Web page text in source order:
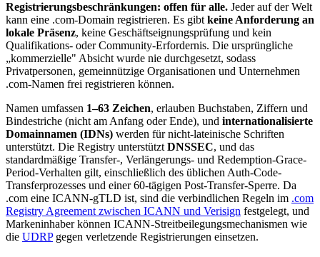
Registrierungsbeschränkungen: offen für alle. Jeder auf der Welt
kann eine .com-Domain registrieren. Es gibt keine Anforderung an
lokale Präsenz, keine Geschäftseignungsprüfung und kein
Qualifikations- oder Community-Erfordernis. Die ursprüngliche
„kommerzielle" Absicht wurde nie durchgesetzt, sodass
Privatpersonen, gemeinnützige Organisationen und Unternehmen
.com-Namen frei registrieren können.
Namen umfassen 1–63 Zeichen, erlauben Buchstaben, Ziffern und
Bindestriche (nicht am Anfang oder Ende), und internationalisierte
Domainnamen (IDNs) werden für nicht-lateinische Schriften
unterstützt. Die Registry unterstützt DNSSEC, und das
standardmäßige Transfer-, Verlängerungs- und Redemption-Grace-
Period-Verhalten gilt, einschließlich des üblichen Auth-Code-
Transferprozesses und einer 60-tägigen Post-Transfer-Sperre. Da
.com eine ICANN-gTLD ist, sind die verbindlichen Regeln im .com
Registry Agreement zwischen ICANN und Verisign festgelegt, und
Markeninhaber können ICANN-Streitbeilegungsmechanismen wie
die UDRPgegen verletzende Registrierungen einsetzen.